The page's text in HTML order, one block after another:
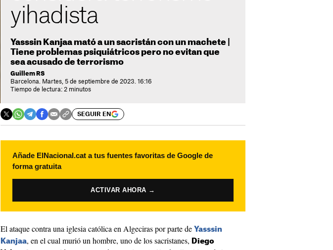
yihadista
Yasssin Kanjaa mató a un sacristán con un machete |
Tiene problemas psiquiátricos pero no evitan que
sea acusado de terrorismo
Guillem RS
Barcelona. Martes, 5 de septiembre de 2023. 16:16
Tiempo de lectura: 2 minutos
SEGUIR EN
Añade ElNacional.cat a tus fuentes favoritas de Google de
forma gratuita
ACTIVAR AHORA →
El ataque contra una iglesia católica en Algeciras por parte de Yasssin
Kanjaa, en el cual murió un hombre, uno de los sacristanes, Diego